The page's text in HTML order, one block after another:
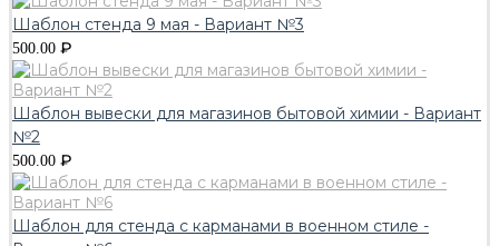
Шаблон стенда 9 мая - Вариант №3
500.00 ₽
Шаблон вывески для магазинов бытовой химии - Вариант
№2
500.00 ₽
Шаблон для стенда с карманами в военном стиле -